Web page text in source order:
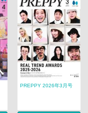
PREPPY 2026年3月号